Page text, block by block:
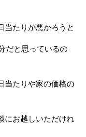
当たりが悪かろうと
だと思っているの
当たりや家の価格の
にお越しいただけれ